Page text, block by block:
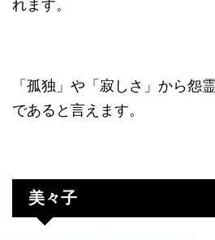
れます。
「孤独」や「寂しさ」から怨
であると言えます。
美々子